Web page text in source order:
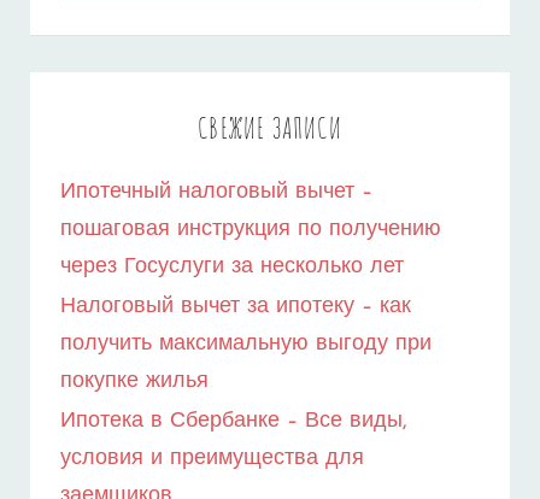
ПОЛЕЗНЫЕ
ДЛЯ
ВОЕННОСЛУЖАЩИХ
СВЕЖИЕ ЗАПИСИ
Ипотечный налоговый вычет –
пошаговая инструкция по получению
через Госуслуги за несколько лет
Налоговый вычет за ипотеку – как
получить максимальную выгоду при
покупке жилья
Ипотека в Сбербанке – Все виды,
условия и преимущества для